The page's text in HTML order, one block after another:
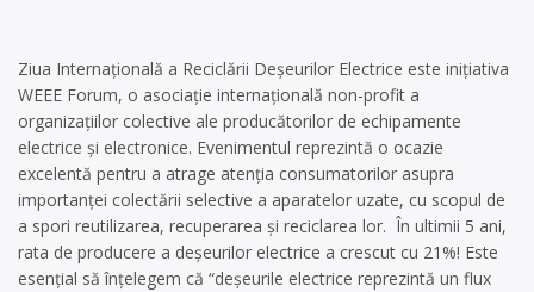
Ziua Internațională a Reciclării Deșeurilor Electrice este inițiativa
WEEE Forum, o asociație internațională non-profit a
organizațiilor colective ale producătorilor de echipamente
electrice și electronice. Evenimentul reprezintă o ocazie
excelentă pentru a atrage atenția consumatorilor asupra
importanței colectării selective a aparatelor uzate, cu scopul de
a spori reutilizarea, recuperarea și reciclarea lor. În ultimii 5 ani,
rata de producere a deșeurilor electrice a crescut cu 21%! Este
esențial să înțelegem că “deșeurile electrice reprezintă un flux